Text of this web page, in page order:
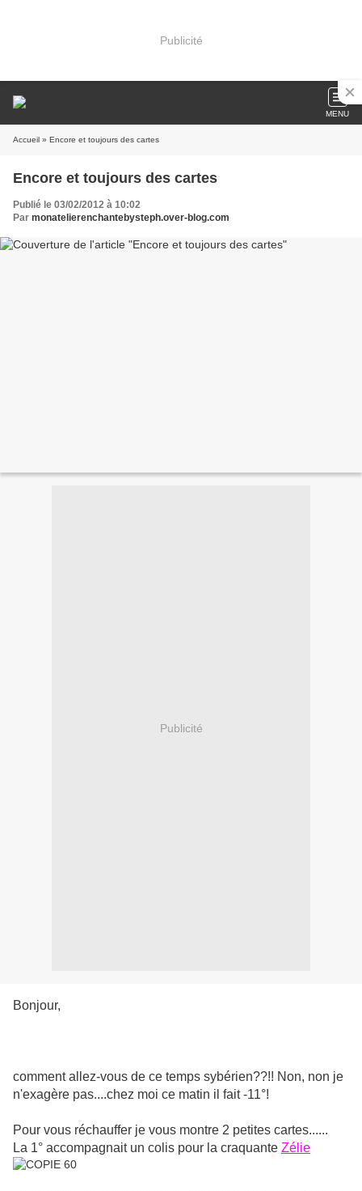
Publicité
MENU
Accueil » Encore et toujours des cartes
Encore et toujours des cartes
Publié le 03/02/2012 à 10:02
Par monatelierenchantebysteph.over-blog.com
Publicité
Bonjour,
comment allez-vous de ce temps sybérien??!! Non, non je
n'exagère pas....chez moi ce matin il fait -11°!
Pour vous réchauffer je vous montre 2 petites cartes......
La 1° accompagnait un colis pour la craquante Zélie